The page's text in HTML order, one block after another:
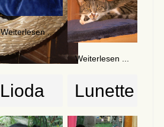
Weiterlesen ...
Weiterlesen ...
Lioda Lunette